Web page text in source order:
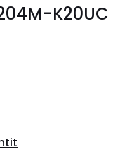
K20UC